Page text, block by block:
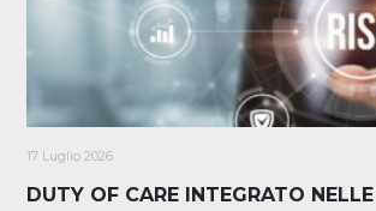
17 Luglio 2026
DUTY OF CARE INTEGRATO